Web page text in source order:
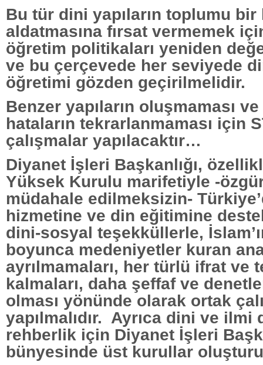
Bu tür dini yapıların toplumu bir
aldatmasına fırsat vermemek
öğretim politikaları yeniden
ve bu çerçevede her seviyede
öğretimi gözden geçirilmelidir.
Benzer yapıların oluşmaması
hataların tekrarlanmaması için
çalışmalar yapılacaktır…
Diyanet İşleri Başkanlığı,
Yüksek Kurulu marifetiyle -
müdahale edilmeksizin-
hizmetine ve din eğitimine
dini-sosyal teşekküllerle,
boyunca medeniyetler kuran
ayrılmamaları, her türlü ifrat ve
kalmaları, daha şeffaf ve
olması yönünde olarak ortak
yapılmalıdır. Ayrıca dini ve ilmi
rehberlik için Diyanet İşleri
bünyesinde üst kurullar